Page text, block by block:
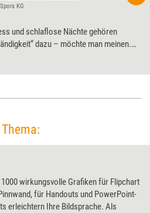
KG
und schlaflose Nächte gehören
dazu – möchte man meinen.
1000 wirkungsvolle Grafiken für Flipchart
für Handouts und PowerPoint-
erleichtern Ihre Bildsprache. Als